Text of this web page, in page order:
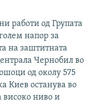
работи од Групата
напор за
на заштитната
Чернобил во
од околу 575
Киев останува во
високо ниво и